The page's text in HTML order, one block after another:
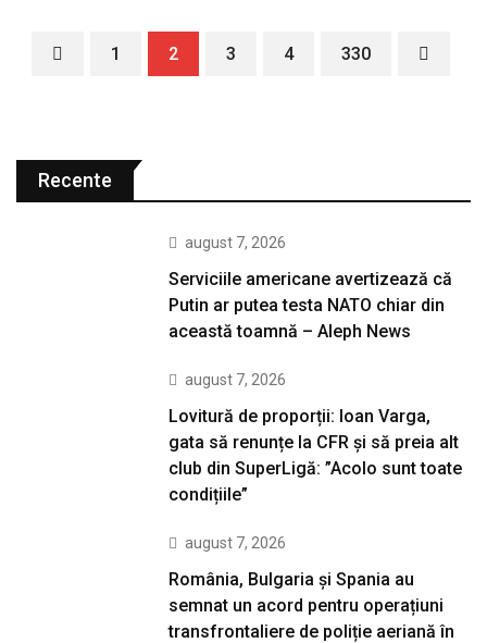
1 2 3 4 330
Recente
august 7, 2026
Serviciile americane avertizează că
Putin ar putea testa NATO chiar din
această toamnă – Aleph News
august 7, 2026
Lovitură de proporții: Ioan Varga,
gata să renunțe la CFR și să preia alt
club din SuperLigă: ”Acolo sunt toate
condițiile”
august 7, 2026
România, Bulgaria și Spania au
semnat un acord pentru operațiuni
transfrontaliere de poliție aeriană în